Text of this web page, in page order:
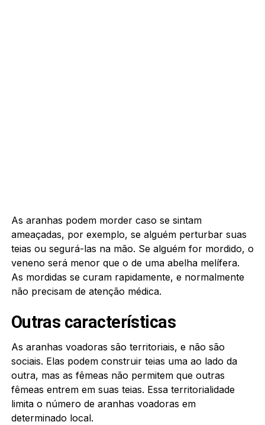
As aranhas podem morder caso se sintam
ameaçadas, por exemplo, se alguém perturbar suas
teias ou segurá-las na mão. Se alguém for mordido, o
veneno será menor que o de uma abelha melífera.
As mordidas se curam rapidamente, e normalmente
não precisam de atenção médica.
Outras características
As aranhas voadoras são territoriais, e não são
sociais. Elas podem construir teias uma ao lado da
outra, mas as fêmeas não permitem que outras
fêmeas entrem em suas teias. Essa territorialidade
limita o número de aranhas voadoras em
determinado local.